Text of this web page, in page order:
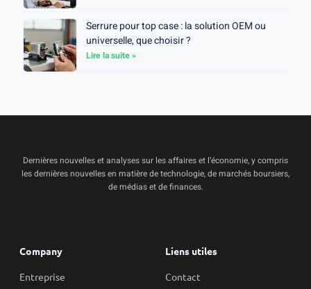
Serrure pour top case : la solution OEM ou
universelle, que choisir ?
Lire la suite »
Dernières nouvelles et analyses sur les affaires et l’économie, y compris
les dernières nouvelles en matière de technologie, de marchés boursiers,
de médias et de finances.
Company
Entreprise
Liens utiles
Contact